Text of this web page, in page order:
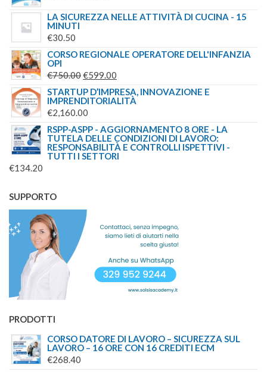
€149.00.€139.00.
ORIGINALE
€45.00.
ATTUALE
€39.00.
LA SICUREZZA NELLE ATTIVITÀ DI CUCINA - 15
MINUTI
€30.50
CORSO REGIONALE OPERATORE DELL'INFANZIA
OPI
€750.00IL
PREZZO
ORIGINALE
ERA:
€750.00.
€599.00
PREZZO
ATTUALE
€599.00.
STARTUP D’IMPRESA, INNOVAZIONE E
IMPRENDITORIALITÀ
€2,160.00
RSPP-ASPP - AGGIORNAMENTO 8 ORE - LA
TUTELA DELLE CONDIZIONI DI LAVORO:
RESPONSABILITÀ E CONTROLLI ISPETTIVI -
TUTTI I SETTORI
€134.20
SUPPORTO
PRODOTTI
CORSO DATORE DI LAVORO – SICUREZZA SUL
LAVORO – 16 ORE CON 16 CREDITI ECM
€268.40